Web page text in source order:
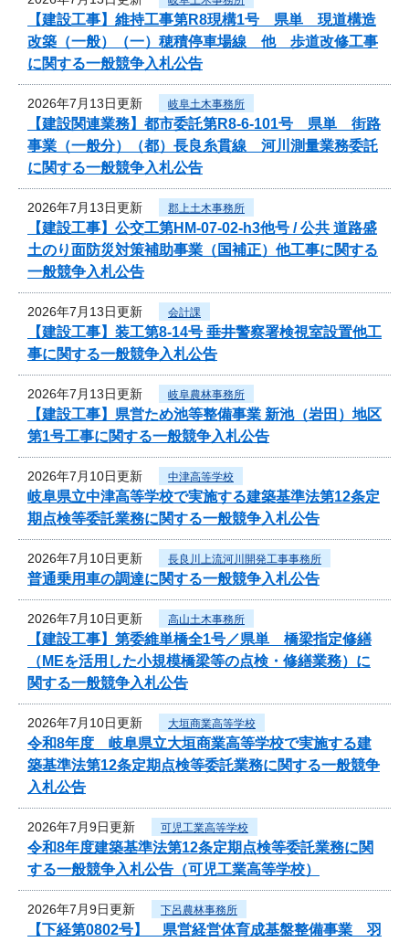
【建設工事】維持工事第R8現構1号 県単 現道構造
改築（一般）（一）穂積停車場線 他 歩道改修工事
に関する一般競争入札公告
2026年7月13日更新 岐阜土木事務所
【建設関連業務】都市委託第R8-6-101号 県単 街路
事業（一般分）（都）長良糸貫線 河川測量業務委託
に関する一般競争入札公告
2026年7月13日更新 郡上土木事務所
【建設工事】公交工第HM-07-02-h3他号 / 公共 道路盛
土のり面防災対策補助事業（国補正）他工事に関する
一般競争入札公告
2026年7月13日更新 会計課
【建設工事】装工第8-14号 垂井警察署検視室設置他工
事に関する一般競争入札公告
2026年7月13日更新 岐阜農林事務所
【建設工事】県営ため池等整備事業 新池（岩田）地区
第1号工事に関する一般競争入札公告
2026年7月10日更新 中津高等学校
岐阜県立中津高等学校で実施する建築基準法第12条定
期点検等委託業務に関する一般競争入札公告
2026年7月10日更新 長良川上流河川開発工事事務所
普通乗用車の調達に関する一般競争入札公告
2026年7月10日更新 高山土木事務所
【建設工事】第委維単橋全1号／県単 橋梁指定修繕
（MEを活用した小規模橋梁等の点検・修繕業務）に
関する一般競争入札公告
2026年7月10日更新 大垣商業高等学校
令和8年度 岐阜県立大垣商業高等学校で実施する建
築基準法第12条定期点検等委託業務に関する一般競争
入札公告
2026年7月9日更新 可児工業高等学校
令和8年度建築基準法第12条定期点検等委託業務に関
する一般競争入札公告（可児工業高等学校）
2026年7月9日更新 下呂農林事務所
【下経第0802号】 県営経営体育成基盤整備事業 羽